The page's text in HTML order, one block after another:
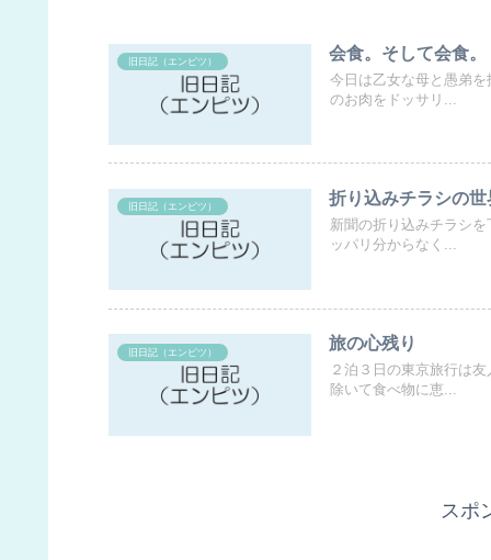
旧日記（エンピツ） 会食。そして会食。
今日は乙女な母と愚弟
のお肉をドッサリ...
旧日記（エンピツ） 折り込みチラシの世
新聞の折り込みチラシ
ッパリ分からなく...
旧日記（エンピツ） 旅の心残り
２泊３日の東京旅行は
除いて食べ物に恵...
スポ